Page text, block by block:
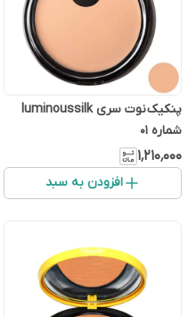
پنکیک نوت سری luminoussilk
شماره 01
۱٬۲۱۰٬۰۰۰
افزودن به سبد